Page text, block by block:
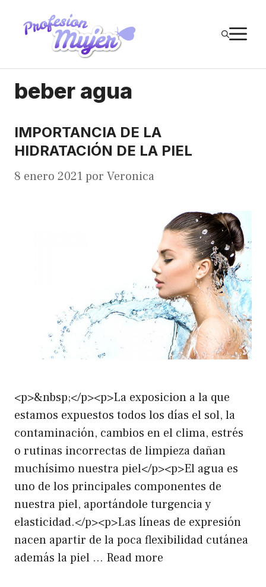
beber agua
IMPORTANCIA DE LA
HIDRATACIÓN DE LA PIEL
8 enero 2021 por Veronica
<p>&nbsp;</p><p>La exposicion a la que
estamos expuestos todos los días el sol, la
contaminación, cambios en el clima, estrés
o rutinas incorrectas de limpieza dañan
muchísimo nuestra piel</p><p>El agua es
uno de los principales componentes de
nuestra piel, aportándole turgencia y
elasticidad.</p><p>Las líneas de expresión
nacen apartir de la poca flexibilidad cutánea
además la piel … Read more